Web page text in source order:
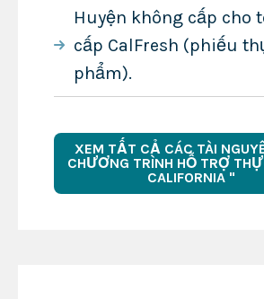
Huyện không cấp cho
cấp CalFresh (phiếu
phẩm).
XEM TẤT CẢ CÁC TÀI
CHƯƠNG TRÌNH HỖ TRỢ
CALIFORNIA "